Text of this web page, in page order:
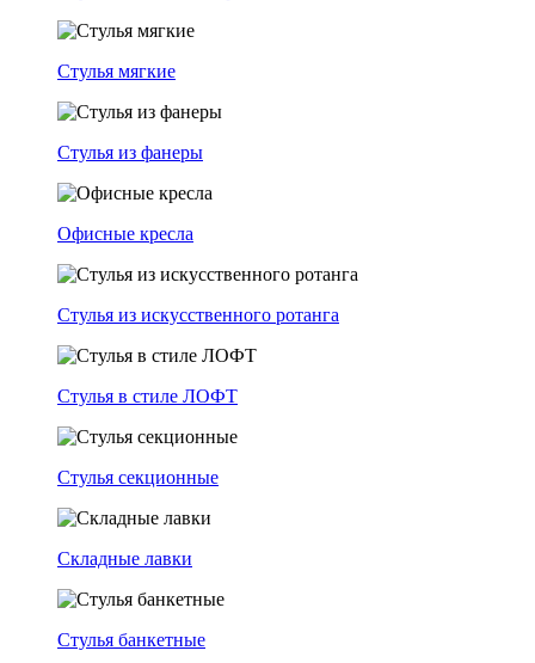
Стулья мягкие
Стулья из фанеры
Офисные кресла
Стулья из искусственного ротанга
Стулья в стиле ЛОФТ
Стулья секционные
Складные лавки
Стулья банкетные